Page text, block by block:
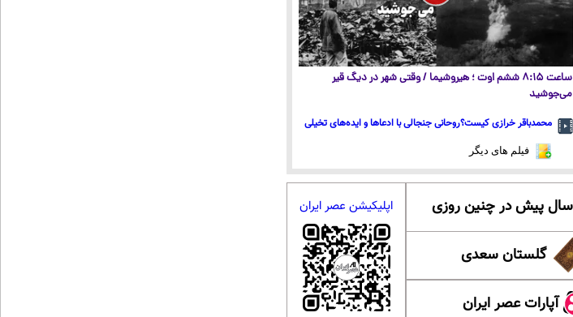
ساعت ۸:۱۵ ششم اوت ؛ هیروشیما / وقتی شهر در دیگ قیر
می‌جوشید
محمدباقر خرازی کیست؟روحانی جنجالی با ادعاها و ایده‌های تخیلی
فیلم های دیگر
گلستان سعدی
آپارات عصر ایران
اپلیکیشن عصر ایران